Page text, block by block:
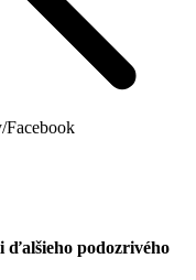
Facebook
podozrivého